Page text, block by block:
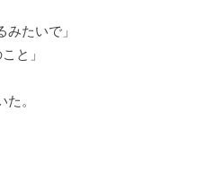
たいで」
と」
。